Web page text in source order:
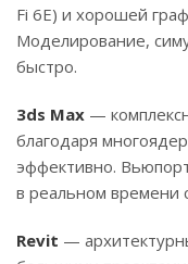
Fi 6E) и хорошей
Моделирование,
быстро.
3ds Max —
благодаря
эффективно.
в реальном времени
Revit —